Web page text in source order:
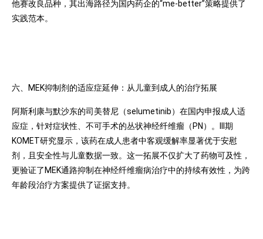
他赛改良品种，其出海路径为国内药企的“me-better”策略提供了
实践范本。
六、MEK抑制剂的适应症延伸：从儿童到成人的治疗拓展
阿斯利康与默沙东的司美替尼（selumetinib）在国内申报成人适
应症，针对症状性、不可手术的丛状神经纤维瘤（PN）。III期
KOMET研究显示，该药在成人患者中客观缓解率显著优于安慰
剂，且安全性与儿童数据一致。这一拓展不仅扩大了药物可及性，
更验证了MEK通路抑制在神经纤维瘤病治疗中的持续有效性，为跨
年龄段治疗方案提供了证据支持。